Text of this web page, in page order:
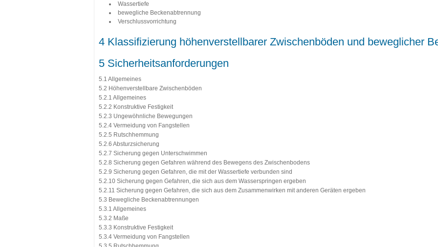
Wassertiefe
bewegliche Beckenabtrennung
Verschlussvorrichtung
4 Klassifizierung höhenverstellbarer Zwischenböden und beweglicher
5 Sicherheitsanforderungen
5.1 Allgemeines
5.2 Höhenverstellbare Zwischenböden
5.2.1 Allgemeines
5.2.2 Konstruktive Festigkeit
5.2.3 Ungewöhnliche Bewegungen
5.2.4 Vermeidung von Fangstellen
5.2.5 Rutschhemmung
5.2.6 Absturzsicherung
5.2.7 Sicherung gegen Unterschwimmen
5.2.8 Sicherung gegen Gefahren während des Bewegens des Zwischenbodens
5.2.9 Sicherung gegen Gefahren, die mit der Wassertiefe verbunden sind
5.2.10 Sicherung gegen Gefahren, die sich aus dem Wasserspringen ergeben
5.2.11 Sicherung gegen Gefahren, die sich aus dem Zusammenwirken mit anderen Geräten ergeben
5.3 Bewegliche Beckenabtrennungen
5.3.1 Allgemeines
5.3.2 Maße
5.3.3 Konstruktive Festigkeit
5.3.4 Vermeidung von Fangstellen